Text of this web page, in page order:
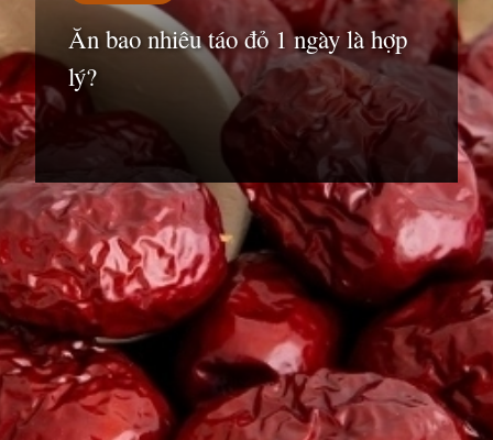
Ăn bao nhiêu táo đỏ 1 ngày là hợp
lý?